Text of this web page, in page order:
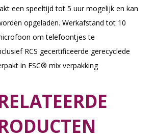
een speeltijd tot 5 uur mogelijk en kan
opgeladen. Werkafstand tot 10
om telefoontjes te
RCS gecertificeerde gerecyclede
in FSC® mix verpakking